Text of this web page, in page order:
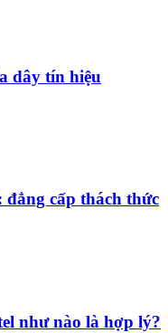
dây tín hiệu
đẳng cấp thách thức
như nào là hợp lý?